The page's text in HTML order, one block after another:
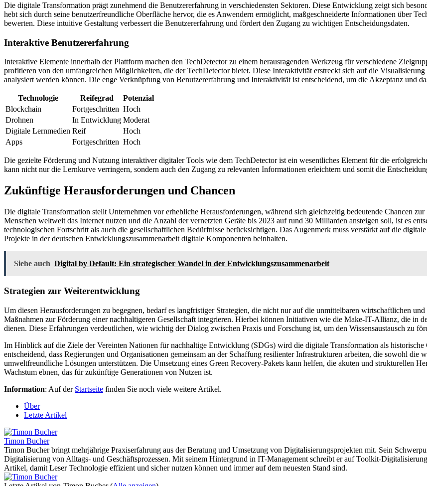
Die digitale Transformation prägt zunehmend die Benutzererfahrung in verschiedensten Sektoren. Diese Entwicklung zeigt sich
hebt sich durch seine benutzerfreundliche Oberfläche hervor, die es Anwendern ermöglicht, maßgeschneiderte Informationen über
bewerten. Diese intuitive Gestaltung verbessert die Benutzererfahrung und fördert den Zugang zu wichtigen Entscheidungsdaten.
Interaktive Benutzererfahrung
Interaktive Elemente innerhalb der Plattform machen den TechDetector zu einem herausragenden Werkzeug für verschiedene
profitieren von den umfangreichen Möglichkeiten, die der TechDetector bietet. Diese Interaktivität erstreckt sich auf die
analysiert werden können. Die enge Verknüpfung von Benutzererfahrung und Interaktivität ist entscheidend, um die Akzeptanz und
Technologie Reifegrad
Potenzial
Blockchain
Fortgeschritten Hoch
Drohnen
In Entwicklung Moderat
Digitale Lernmedien Reif
Hoch
Apps
Fortgeschritten Hoch
Die gezielte Förderung und Nutzung interaktiver digitaler Tools wie dem TechDetector ist ein wesentliches Element für die
kann nicht nur die Lernkurve verringern, sondern auch den Zugang zu relevanten Informationen erleichtern und somit die
Zukünftige Herausforderungen und Chancen
Die digitale Transformation stellt Unternehmen vor erhebliche Herausforderungen, während sich gleichzeitig bedeutende Chancen
Menschen weltweit das Internet nutzen und die Anzahl der vernetzten Geräte bis 2023 auf rund 30 Milliarden ansteigen soll, ist es
technologischen Fortschritt als auch die gesellschaftlichen Bedürfnisse berücksichtigen. Das Augenmerk muss verstärkt auf die
Projekte in der deutschen Entwicklungszusammenarbeit digitale Komponenten beinhalten.
Siehe auch Digital by Default: Ein strategischer Wandel in der Entwicklungszusammenarbeit
Strategien zur Weiterentwicklung
Um diesen Herausforderungen zu begegnen, bedarf es langfristiger Strategien, die nicht nur auf die unmittelbaren wirtschaftlichen
Maßnahmen zur Förderung einer nachhaltigeren Gesellschaft integrieren. Hierbei können Initiativen wie die Make-IT-Allianz, die in
dienen. Diese Erfahrungen verdeutlichen, wie wichtig der Dialog zwischen Praxis und Forschung ist, um den Wissensaustausch zu
Im Hinblick auf die Ziele der Vereinten Nationen für nachhaltige Entwicklung (SDGs) wird die digitale Transformation als
entscheidend, dass Regierungen und Organisationen gemeinsam an der Schaffung resilienter Infrastrukturen arbeiten, die sowohl
umweltfreundliche Lösungen unterstützen. Die Umsetzung eines Green Recovery-Pakets kann helfen, die akuten und strukturellen
Wachstum ebnen, das für zukünftige Generationen von Nutzen ist.
Information: Auf der Startseite finden Sie noch viele weitere Artikel.
Über
Letzte Artikel
Timon Bucher
Timon Bucher bringt mehrjährige Praxiserfahrung aus der Beratung und Umsetzung von Digitalisierungsprojekten mit. Sein
Digitalisierung von Alltags- und Geschäftsprozessen. Mit seinem Hintergrund in IT-Management schreibt er auf Toolkit-
Artikel, damit Leser Technologie effizient und sicher nutzen können und immer auf dem neuesten Stand sind.